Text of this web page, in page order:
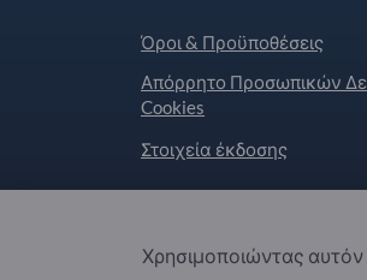
Όροι & Προϋποθέσεις
Απόρρητο Προσωπικών
Cookies
Στοιχεία έκδοσης
Copyright © 2026
Χρησιμοποιώντας αυτόν